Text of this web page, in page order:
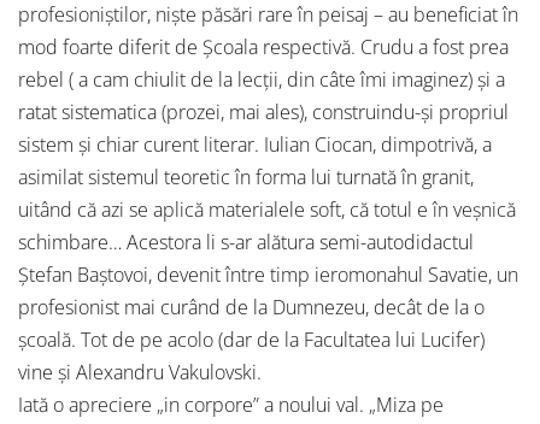
profesioniştilor, nişte păsări rare în peisaj – au beneficiat în
mod foarte diferit de Şcoala respectivă. Crudu a fost prea
rebel ( a cam chiulit de la lecţii, din câte îmi imaginez) şi a
ratat sistematica (prozei, mai ales), construindu-şi propriul
sistem şi chiar curent literar. Iulian Ciocan, dimpotrivă, a
asimilat sistemul teoretic în forma lui turnată în granit,
uitând că azi se aplică materialele soft, că totul e în veşnică
schimbare… Acestora li s-ar alătura semi-autodidactul
Ştefan Baştovoi, devenit între timp ieromonahul Savatie, un
profesionist mai curând de la Dumnezeu, decât de la o
şcoală. Tot de pe acolo (dar de la Facultatea lui Lucifer)
vine şi Alexandru Vakulovski.
Iată o apreciere „in corpore” a noului val. „Miza pe